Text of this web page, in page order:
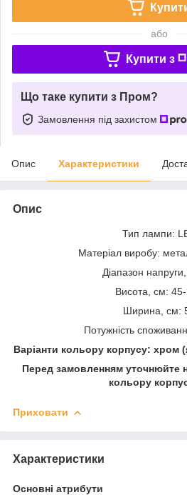
або
Купити з
Що таке купити з Пром?
Замовлення під захистом
Опис Характеристики
Опис
Тип лампи:
Матеріал виробу:
Діапазон
Висота, см:
Ширина, см:
Потужність
Варіанти кольору корпусу: хром
Перед замовленням уточнюйте
кольору
Приховати
Характеристики
Основні атрибути